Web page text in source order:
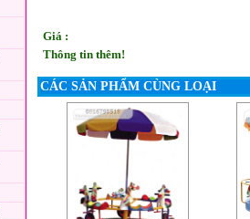
Giá :
Thông tin thêm!
CÁC SẢN PHẨM CÙNG LOẠI